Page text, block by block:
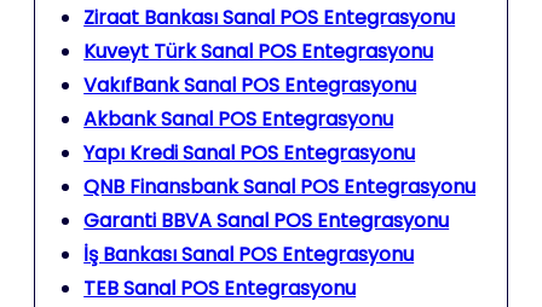
Ziraat Bankası Sanal POS Entegrasyonu
Kuveyt Türk Sanal POS Entegrasyonu
VakıfBank Sanal POS Entegrasyonu
Akbank Sanal POS Entegrasyonu
Yapı Kredi Sanal POS Entegrasyonu
QNB Finansbank Sanal POS Entegrasyonu
Garanti BBVA Sanal POS Entegrasyonu
İş Bankası Sanal POS Entegrasyonu
TEB Sanal POS Entegrasyonu